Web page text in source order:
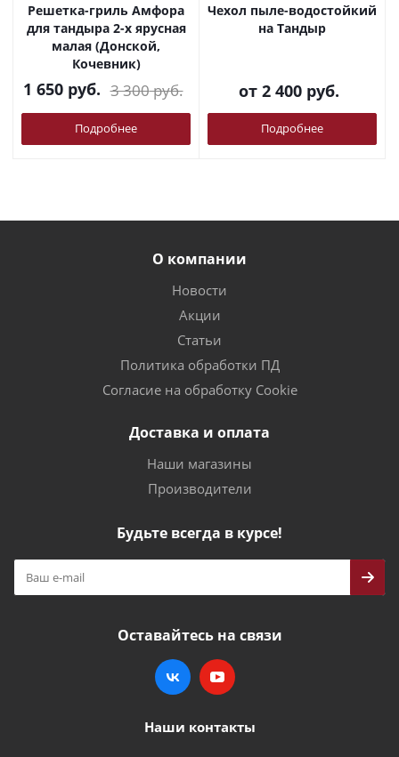
Решетка-гриль Амфора
для тандыра 2-х ярусная
малая (Донской,
Кочевник)
1 650руб. 3 300руб.
Подробнее
Чехол пыле-водостойкий
на Тандыр
от 2 400 руб.
Подробнее
О компании
Новости
Акции
Статьи
Политика обработки ПД
Согласие на обработку Cookie
Доставка и оплата
Наши магазины
Производители
Будьте всегда в курсе!
Оставайтесь на связи
Наши контакты